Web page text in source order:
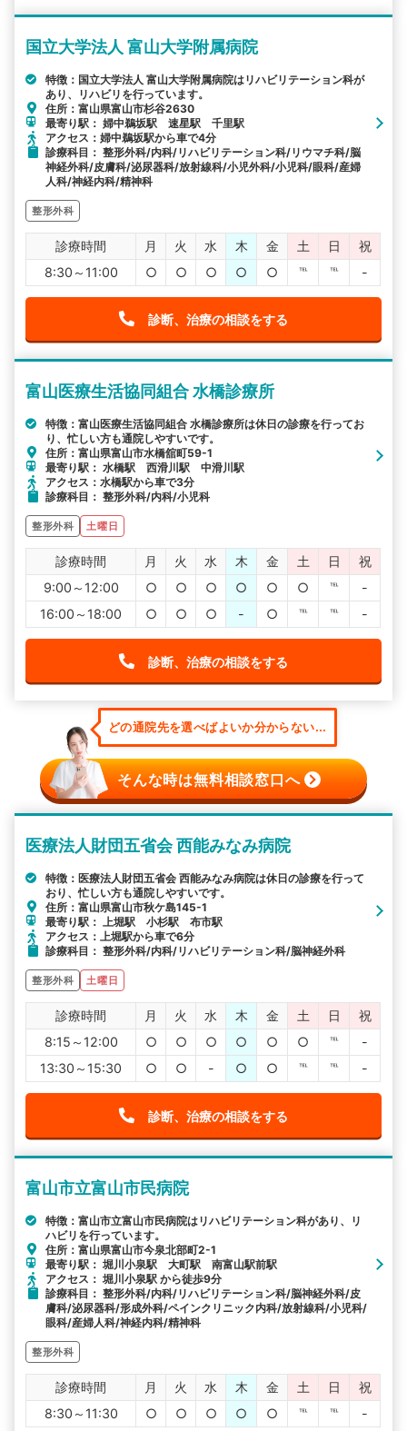
国立大学法人 富山大学附属病院
特徴：国立大学法人 富山大学附属病院はリハビリテーション科が
あり、リハビリを行っています。
住所：富山県富山市杉谷2630
最寄り駅： 婦中鵜坂駅 速星駅 千里駅
アクセス：婦中鵜坂駅から車で4分
診療科目： 整形外科/内科/リハビリテーション科/リウマチ科/脳
神経外科/皮膚科/泌尿器科/放射線科/小児外科/小児科/眼科/産婦
人科/神経内科/精神科
整形外科
診療時間 月 火 水 木 金 土 日
祝
8:30～11:00
○ ○ ○ ○ ○ ℡ ℡ -
診断、治療の相談をする
富山医療生活協同組合 水橋診療所
特徴：富山医療生活協同組合 水橋診療所は休日の診療を行ってお
り、忙しい方も通院しやすいです。
住所：富山県富山市水橋舘町59-1
最寄り駅： 水橋駅 西滑川駅 中滑川駅
アクセス：水橋駅から車で3分
診療科目： 整形外科/内科/小児科
整形外科 土曜日
診療時間 月 火 水 木 金 土 日
祝
9:00～12:00
○ ○ ○ ○ ○ ○ ℡
-
16:00～18:00
○ ○ ○ - ○ ℡ ℡ -
診断、治療の相談をする
どの通院先を選べばよいか分からない...
そんな時は無料相談窓口へ
医療法人財団五省会 西能みなみ病院
特徴：医療法人財団五省会 西能みなみ病院は休日の診療を行って
おり、忙しい方も通院しやすいです。
住所：富山県富山市秋ケ島145-1
最寄り駅： 上堀駅 小杉駅 布市駅
アクセス：上堀駅から車で6分
診療科目： 整形外科/内科/リハビリテーション科/脳神経外科
整形外科 土曜日
診療時間 月 火 水 木 金 土 日
祝
8:15～12:00
○ ○ ○ ○ ○ ○ ℡
-
13:30～15:30
○ ○ - ○ ○ ℡ ℡ -
診断、治療の相談をする
富山市立富山市民病院
特徴：富山市立富山市民病院はリハビリテーション科があり、リ
ハビリを行っています。
住所：富山県富山市今泉北部町2-1
最寄り駅： 堀川小泉駅 大町駅 南富山駅前駅
アクセス： 堀川小泉駅 から徒歩9分
診療科目： 整形外科/内科/リハビリテーション科/脳神経外科/皮
膚科/泌尿器科/形成外科/ペインクリニック内科/放射線科/小児科/
眼科/産婦人科/神経内科/精神科
整形外科
診療時間 月 火 水 木 金 土 日
祝
8:30～11:30
○ ○ ○ ○ ○ ℡ ℡ -